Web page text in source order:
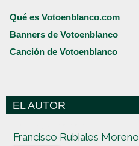
Qué es Votoenblanco.com
Banners de Votoenblanco
Canción de Votoenblanco
EL AUTOR
Francisco Rubiales Moreno